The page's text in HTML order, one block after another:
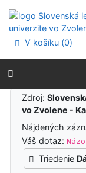
Prejsť na menu
Prehlásenie o
V košíku (0)
Zdroj:
vo Zvolene -
Nájdených
Váš dotaz:
Triedenie